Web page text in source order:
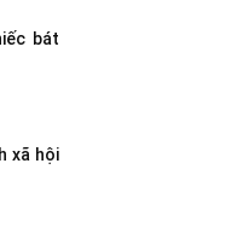
bát
xã hội